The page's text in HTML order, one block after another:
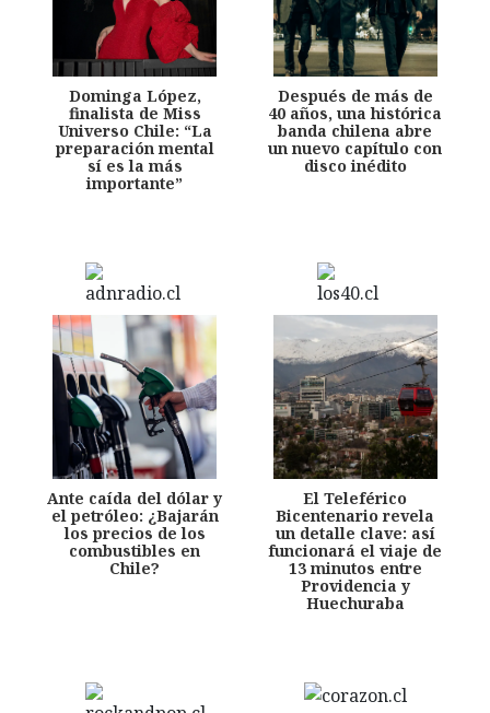
Dominga López,
finalista de Miss
Universo Chile: “La
preparación mental
sí es la más
importante”
Después de más de
40 años, una histórica
banda chilena abre
un nuevo capítulo con
disco inédito
Ante caída del dólar y
el petróleo: ¿Bajarán
los precios de los
combustibles en
Chile?
El Teleférico
Bicentenario revela
un detalle clave: así
funcionará el viaje de
13 minutos entre
Providencia y
Huechuraba